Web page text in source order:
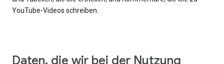
YouTube-Videos schreiben.
Daten, die wir bei der Nutzung